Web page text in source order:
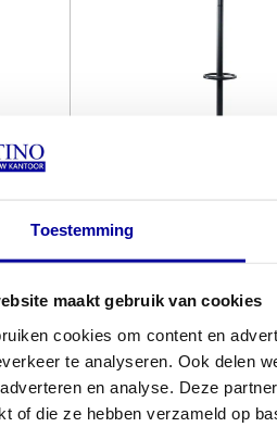
Toestemming
maakt gebruik van cookies
cookies om content en
te analyseren. Ook delen
en analyse. Deze
of die ze hebben verzameld op
haken
€181,45
INCL BTW:
149,00
EX BTW: 123,14